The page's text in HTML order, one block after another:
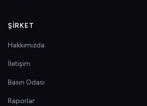
ŞIRKET
Hakkımızda
İletişim
Basın Odası
Raporlar